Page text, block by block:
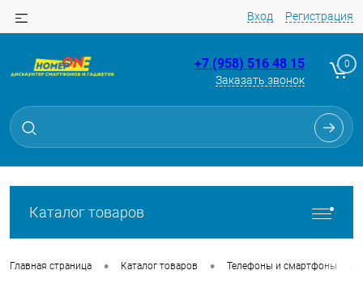
Вход Регистрация
+7 (958) 516 48 15
Заказать звонок
0
Каталог товаров
Главная страница • Каталог товаров • Телефоны и смартфоны
Для клиентов всех банков
Разбейте
без переплат